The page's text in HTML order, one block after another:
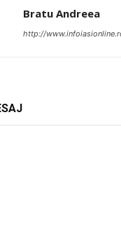
Bratu Andreea
http://